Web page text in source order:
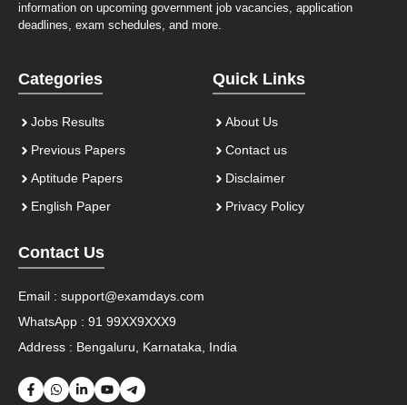
information on upcoming government job vacancies, application
deadlines, exam schedules, and more.
Categories
Jobs Results
Previous Papers
Aptitude Papers
English Paper
Quick Links
About Us
Contact us
Disclaimer
Privacy Policy
Contact Us
Email : support@examdays.com
WhatsApp : 91 99XX9XXX9
Address : Bengaluru, Karnataka, India